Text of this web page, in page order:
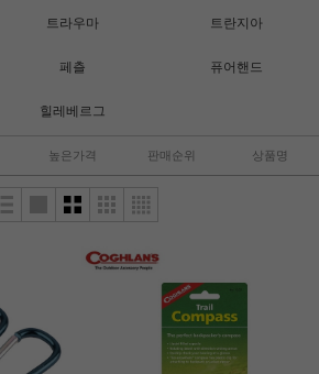
트라우마 트란지아
페츨 퓨어핸드
힐레베르그
높은가격 판매순위 상품명